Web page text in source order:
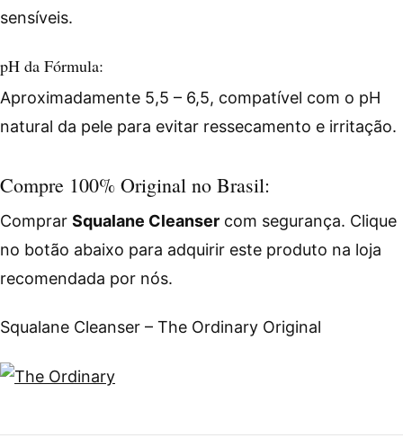
sensíveis.
pH da Fórmula:
Aproximadamente 5,5 – 6,5, compatível com o pH
natural da pele para evitar ressecamento e irritação.
Compre 100% Original no Brasil:
Comprar Squalane Cleanser com segurança. Clique
no botão abaixo para adquirir este produto na loja
recomendada por nós.
Squalane Cleanser – The Ordinary Original